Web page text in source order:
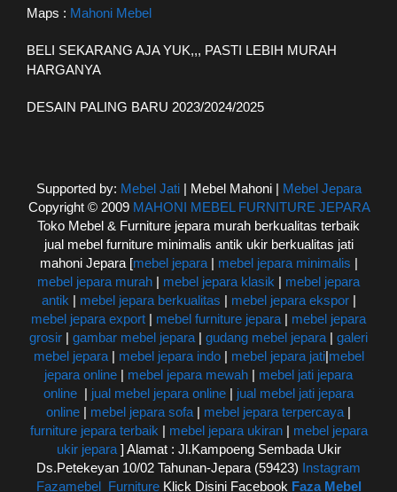
Maps : Mahoni Mebel
BELI SEKARANG AJA YUK,,, PASTI LEBIH MURAH
HARGANYA
DESAIN PALING BARU 2023/2024/2025
Supported by: Mebel Jati| Mebel Mahoni | Mebel Jepara
Copyright © 2009 MAHONI MEBEL FURNITURE JEPARA
Toko Mebel & Furniture jepara murah berkualitas terbaik
jual mebel furniture minimalis antik ukir berkualitas jati
mahoni Jepara [mebel jepara| mebel jepara minimalis |
mebel jepara murah | mebel jepara klasik | mebel jepara
antik | mebel jepara berkualitas | mebel jepara ekspor|
mebel jepara export | mebel furniture jepara | mebel jepara
grosir | gambar mebel jepara | gudang mebel jepara | galeri
mebel jepara| mebel jepara indo| mebel jepara jati|mebel
jepara online | mebel jepara mewah | mebel jati jepara
online | jual mebel jepara online | jual mebel jati jepara
online | mebel jepara sofa | mebel jepara terpercaya |
furniture jepara terbaik | mebel jepara ukiran| mebel jepara
ukir jepara ] Alamat : Jl.Kampoeng Sembada Ukir
Ds.Petekeyan 10/02 Tahunan-Jepara (59423) Instagram
Fazamebel_FurnitureKlick Disini Facebook Faza Mebel